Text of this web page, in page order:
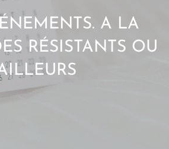
A LA
RÉSISTANTS OU